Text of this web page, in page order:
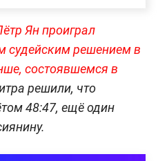
Ян проиграл
судейским решением в
состоявшемся в
решили, что
48:47, ещё один